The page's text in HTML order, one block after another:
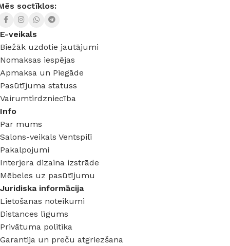
soctīklos:
E-veikals
Biežāk uzdotie jautājumi
Nomaksas iespējas
Apmaksa un Piegāde
Pasūtījuma statuss
Vairumtirdzniecība
Info
Par mums
Salons-veikals Ventspilī
Pakalpojumi
Interjera dizaina izstrāde
Mēbeles uz pasūtījumu
Juridiska informācija
Lietošanas noteikumi
Distances līgums
Privātuma politika
Garantija un preču atgriezšana